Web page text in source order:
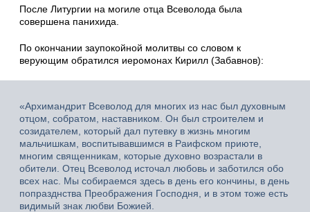
После Литургии на могиле отца Всеволода была
совершена панихида.
По окончании заупокойной молитвы со словом к
верующим обратился иеромонах Кирилл (Забавнов):
«Архимандрит Всеволод для многих из нас был духовным
отцом, собратом, наставником. Он был строителем и
созидателем, который дал путевку в жизнь многим
мальчишкам, воспитывавшимся в Раифском приюте,
многим священникам, которые духовно возрастали в
обители. Отец Всеволод источал любовь и заботился обо
всех нас. Мы собираемся здесь в день его кончины, в день
попразднства Преображения Господня, и в этом тоже есть
видимый знак любви Божией.